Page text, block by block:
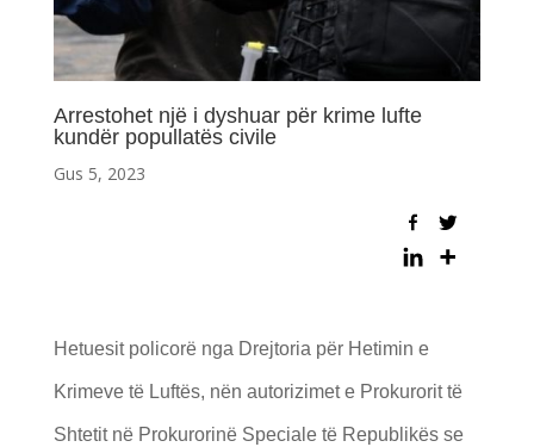
Arrestohet një i dyshuar për krime lufte
kundër popullatës civile
Gus 5, 2023
Hetuesit policorë nga Drejtoria për Hetimin e
Krimeve të Luftës, nën autorizimet e Prokurorit të
Shtetit në Prokurorinë Speciale të Republikës se